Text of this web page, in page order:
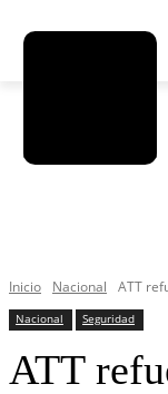
Inicio Nacional ATT
Nacional Seguridad
ATT